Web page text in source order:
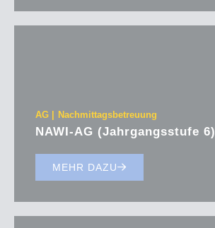
AG Nachmittagsbetreuung
NAWI-AG (Jahrgangsstufe 6)
MEHR DAZU